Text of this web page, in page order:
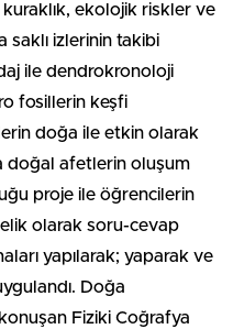
ekolojik riskler ve
izlerinin takibi
ile dendrokronoloji
fosillerin keşfi
doğa ile etkin olarak
doğal afetlerin oluşum
proje ile öğrencilerin
olarak soru-cevap
yapılarak; yaparak ve
Doğa
Fiziki Coğrafya